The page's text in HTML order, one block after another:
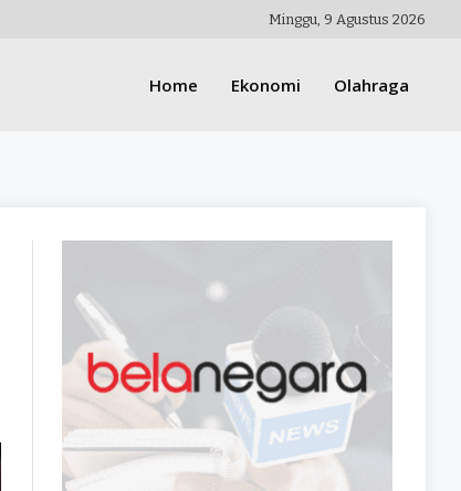
Minggu, 9 Agustus 2026
Home Ekonomi Olahraga